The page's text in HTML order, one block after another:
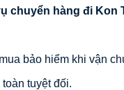
chuyển hàng đi Kon
bảo hiểm khi vận
tuyệt đối.